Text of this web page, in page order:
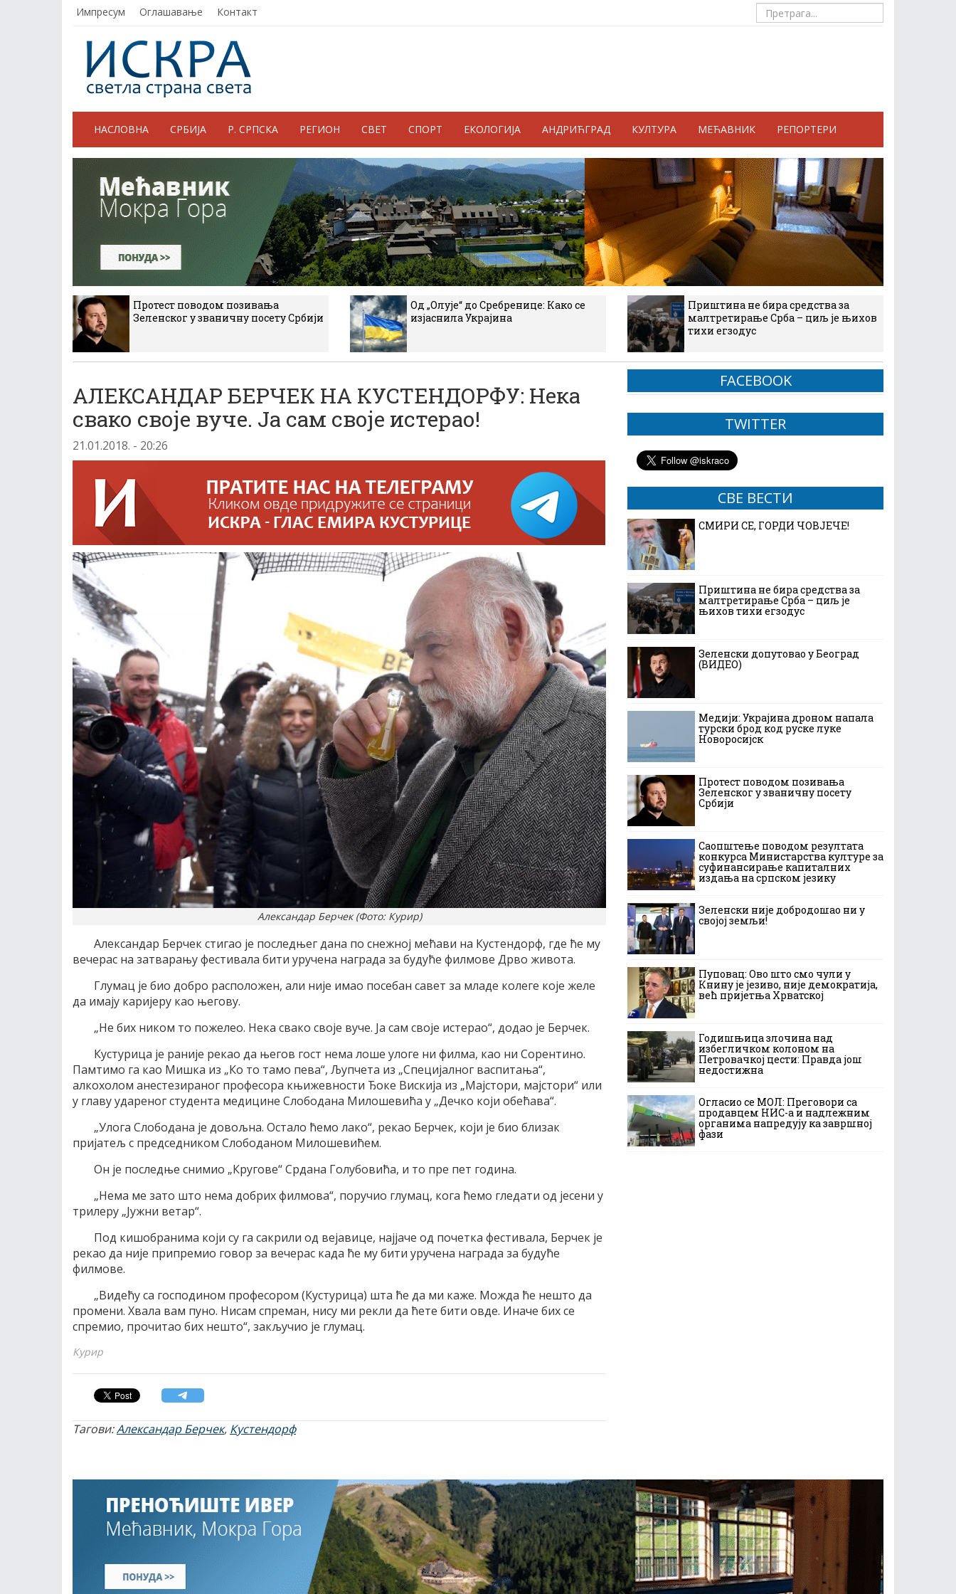
Импресум Оглашавање Контакт
НАСЛОВНА СРБИЈА Р. СРПСКА РЕГИОН СВЕТ СПОРТ ЕКОЛОГИЈА АНДРИЋГРАД КУЛТУРА МЕЋАВНИК РЕПОРТЕРИ
Протест поводом позивања
Зеленског у званичну посету Србији
Од „Олује“ до Сребренице: Како се
изјаснила Украјина
Приштина не бира средства за
малтретирање Срба – циљ је њихов
тихи егзодус
АЛЕКСАНДАР БЕРЧЕК НА КУСТЕНДОРФУ: Нека
свако своје вуче. Ја сам своје истерао!
21.01.2018. - 20:26
Александар Берчек (Фото: Курир)
Александар Берчек стигао је последњег дана по снежној мећави на Кустендорф, где ће му
вечерас на затварању фестивала бити уручена награда за будуће филмове Дрво живота.
Глумац је био добро расположен, али није имао посебан савет за младе колеге које желе
да имају каријеру као његову.
„Не бих ником то пожелео. Нека свако своје вуче. Ја сам своје истерао“, додао је Берчек.
Кустурица је раније рекао да његов гост нема лоше улоге ни филма, као ни Сорентино.
Памтимо га као Мишка из „Ко то тамо пева“, Љупчета из „Специјалног васпитања“,
алкохолом анестезираног професора књижевности Ђоке Вискија из „Мајстори, мајстори“ или
у главу удареног студента медицине Слободана Милошевића у „Дечко који обећава“.
„Улога Слободана је довољна. Остало ћемо лако“, рекао Берчек, који је био близак
пријатељ с председником Слободаном Милошевићем.
Он је последње снимио „Кругове“ Срдана Голубовића, и то пре пет година.
„Нема ме зато што нема добрих филмова“, поручио глумац, кога ћемо гледати од јесени у
трилеру „Јужни ветар“.
Под кишобранима који су га сакрили од вејавице, најјаче од почетка фестивала, Берчек је
рекао да није припремио говор за вечерас када ће му бити уручена награда за будуће
филмове.
„Видећу са господином професором (Кустурица) шта ће да ми каже. Можда ће нешто да
промени. Хвала вам пуно. Нисам спреман, нису ми рекли да ћете бити овде. Иначе бих се
спремио, прочитао бих нешто“, закључио је глумац.
Курир
Тагови:Александар Берчек, Кустендорф
FACEBOOK
TWITTER
СВЕ ВЕСТИ
СМИРИ СЕ, ГОРДИ ЧОВЈЕЧЕ!
Приштина не бира средства за
малтретирање Срба – циљ је
њихов тихи егзодус
Зеленски допутовао у Београд
(ВИДЕО)
Медији: Украјина дроном напала
турски брод код руске луке
Новоросијск
Протест поводом позивања
Зеленског у званичну посету
Србији
Саопштење поводом резултата
конкурса Министарства културе за
суфинансирање капиталних
издања на српском језику
Зеленски није добродошао ни у
својој земљи!
Пуповац: Ово што смо чули у
Книну је језиво, није демократија,
већ пријетња Хрватској
Годишњица злочина над
избегличком колоном на
Петровачкој цести: Правда још
недостижна
Огласио се МОЛ: Преговори са
продавцем НИС-а и надлежним
органима напредују ка завршној
фази